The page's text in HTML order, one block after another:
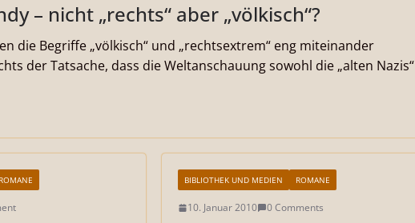
– nicht „rechts“ aber „völkisch“?
die Begriffe „völkisch“ und „rechtsextrem“ eng miteinander
der Tatsache, dass die Weltanschauung sowohl die „alten Nazis“
ROMANE BIBLIOTHEK UND MEDIEN ROMANE
10. Januar 2010 0 Comments